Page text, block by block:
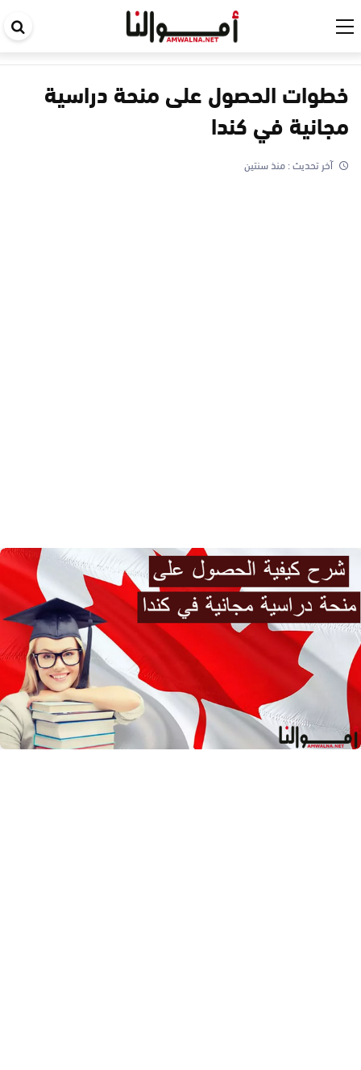
خطوات الحصول على منحة دراسية
مجانية في كندا
آخر تحديث :منذ سنتين